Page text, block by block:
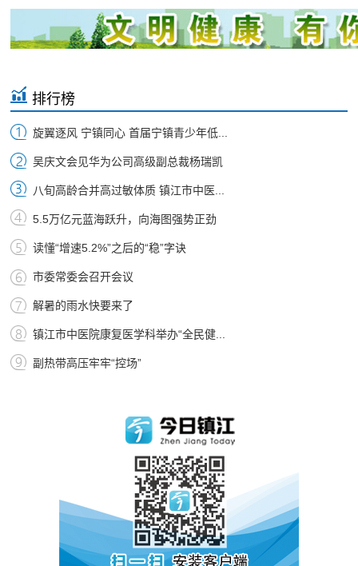
排行榜
旋翼逐风 宁镇同心 首届宁镇青少年低...
吴庆文会见华为公司高级副总裁杨瑞凯
八旬高龄合并高过敏体质 镇江市中医...
5.5万亿元蓝海跃升，向海图强势正劲
读懂“增速5.2%”之后的“稳”字诀
市委常委会召开会议
解暑的雨水快要来了
镇江市中医院康复医学科举办“全民健...
副热带高压牢牢“控场”